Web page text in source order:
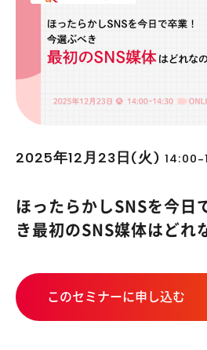
2025年12月23日(火) 14:00-
ほったらかしSNSを今日
き最初のSNS媒体はどれ
このセミナーに申し込む